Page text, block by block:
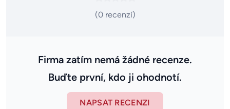
(0 recenzí)
Firma zatím nemá žádné recenze.
Buďte první, kdo ji ohodnotí.
NAPSAT RECENZI